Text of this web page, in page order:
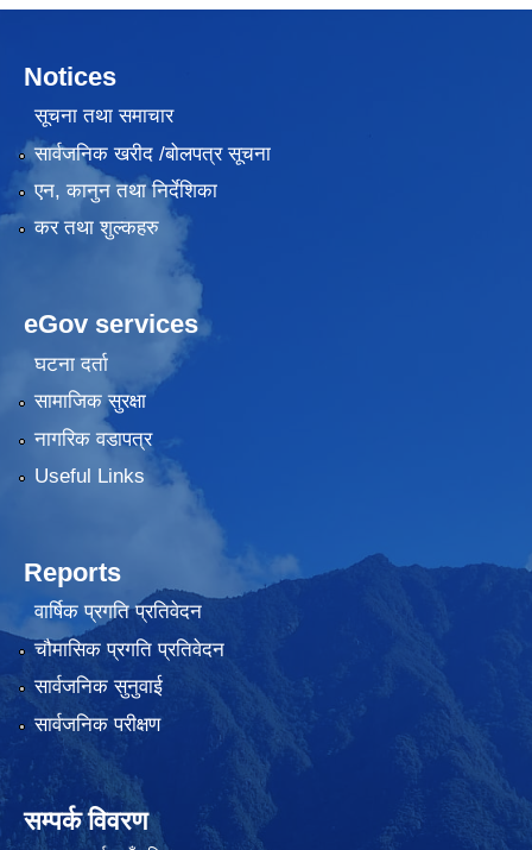
Notices
सूचना तथा समाचार
सार्वजनिक खरीद /बोलपत्र सूचना
एन, कानुन तथा निर्देशिका
कर तथा शुल्कहरु
eGov services
घटना दर्ता
सामाजिक सुरक्षा
नागरिक वडापत्र
Useful Links
Reports
वार्षिक प्रगति प्रतिवेदन
चौमासिक प्रगति प्रतिवेदन
सार्वजनिक सुनुवाई
सार्वजनिक परीक्षण
सम्पर्क विवरण